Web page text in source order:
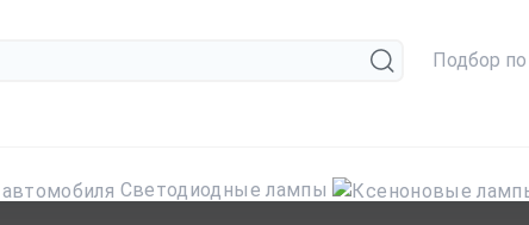
Подбор
Светодиодные лампы